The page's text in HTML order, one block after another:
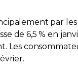
par
de 6,5 % en
Les